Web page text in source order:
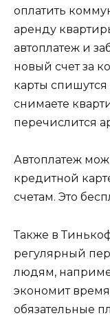
оплатить
аренду
автоплатеж и
новый счет за
карты спишутся
снимаете
перечислится
Автоплатеж
кредитной
счетам. Это
Также в
регулярный
людям,
экономит
обязательные